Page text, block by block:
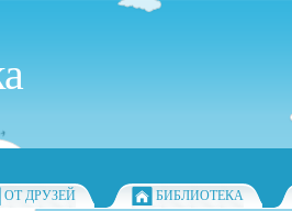
ОТ ДРУЗЕЙ
БИБЛИОТЕКА